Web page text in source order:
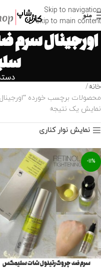
Skip to navigation
Skip to main content
منو
اورجینال سرم
خانه
محصولات برچسب خورده
نمایش یک نتیجه
نمایش نوار کناری
-11%
سرم ضد چروک‌رتینول شات سلیمکس